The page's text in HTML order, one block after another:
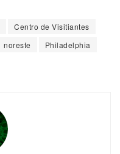
Centro de Visitiantes
noreste
Philadelphia